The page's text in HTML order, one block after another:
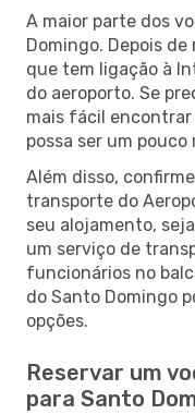
A maior parte dos
Domingo. Depois
que tem ligação à
do aeroporto. Se
mais fácil encontrar
possa ser um pouco
Além disso,
transporte do
seu alojamento,
um serviço de
funcionários no
do Santo Domingo
opções.
Reservar um
para Santo